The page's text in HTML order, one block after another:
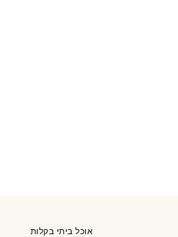
אוכל ביתי בקלות